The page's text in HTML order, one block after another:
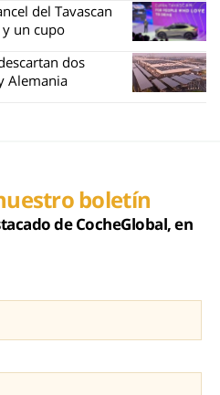
del Tavascan
un cupo
dos
Alemania
boletín
de CocheGlobal, en